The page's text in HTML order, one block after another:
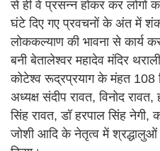
से ही वे प्रसन्न होकर कर लोगों
घंटे दिए गए प्रवचनों के अंत में
लोककल्याण की भावना से कार्य
बनी बेतालेश्वर महादेव मंदिर
कोटेश्व रूद्रप्रयाग के मंहत 108
अध्यक्ष संदीप रावत, विनोद
सिंह रावत, डॉ हरपाल सिंह नेगी,
जोशी आदि के नेतृत्व में श्रद्धालुओं